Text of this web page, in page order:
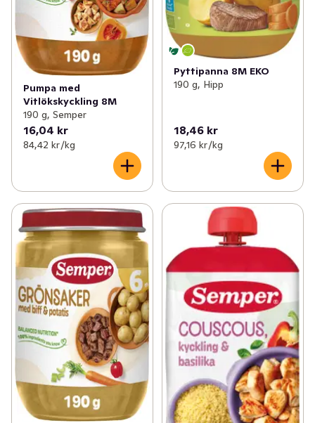
Pumpa med
Vitlökskyckling 8M
190 g, Semper
16,04 kr
84,42 kr /kg
Pyttipanna 8M EKO
190 g, Hipp
18,46 kr
97,16 kr /kg